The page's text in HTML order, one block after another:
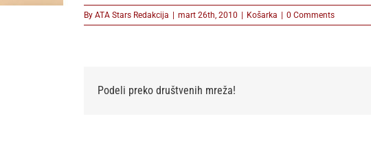
By ATA Stars Redakcija | mart 26th, 2010 | Košarka | 0 Comments
Podeli preko društvenih mreža!